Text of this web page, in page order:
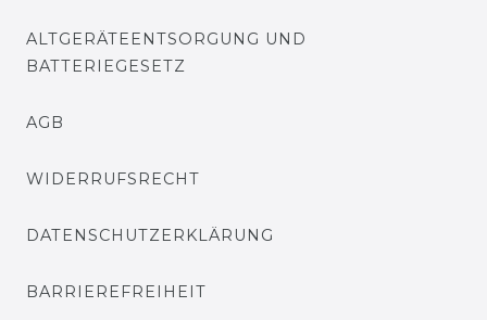
ALTGERÄTEENTSORGUNG UND
BATTERIEGESETZ
AGB
WIDERRUFSRECHT
DATENSCHUTZERKLÄRUNG
BARRIEREFREIHEIT